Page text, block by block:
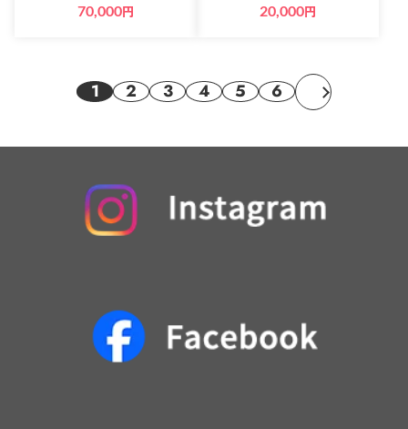
70,000円 20,000円
1 2 3 4 5 6